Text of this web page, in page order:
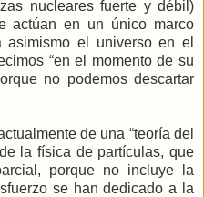
nucleares fuerte y débil)
actúan en un único marco
asimismo el universo en el
“en el momento de su
no podemos descartar
de una “teoría del
la física de partículas, que
porque no incluye la
se han dedicado a la